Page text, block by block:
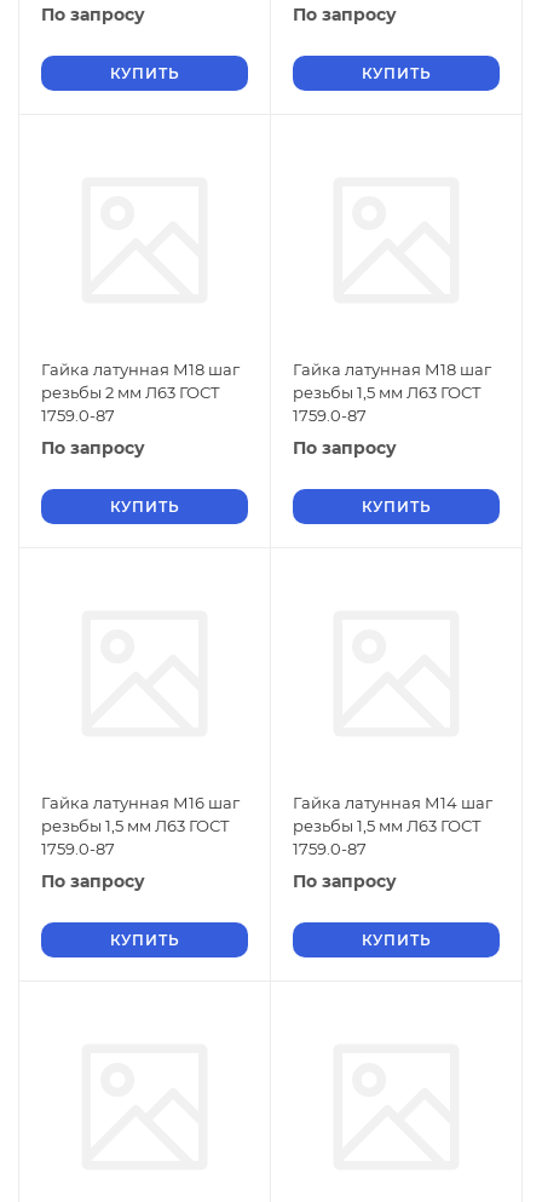
По запросу
КУПИТЬ
По запросу
КУПИТЬ
Гайка латунная М18 шаг
резьбы 2 мм Л63 ГОСТ
1759.0-87
По запросу
КУПИТЬ
Гайка латунная М18 шаг
резьбы 1,5 мм Л63 ГОСТ
1759.0-87
По запросу
КУПИТЬ
Гайка латунная М16 шаг
резьбы 1,5 мм Л63 ГОСТ
1759.0-87
По запросу
КУПИТЬ
Гайка латунная М14 шаг
резьбы 1,5 мм Л63 ГОСТ
1759.0-87
По запросу
КУПИТЬ